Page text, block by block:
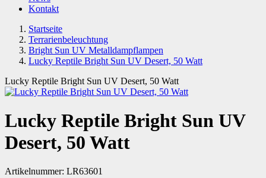
Kontakt
Startseite
Terrarienbeleuchtung
Bright Sun UV Metalldampflampen
Lucky Reptile Bright Sun UV Desert, 50 Watt
Lucky Reptile Bright Sun UV Desert, 50 Watt
Lucky Reptile Bright Sun UV
Desert, 50 Watt
Artikelnummer: LR63601